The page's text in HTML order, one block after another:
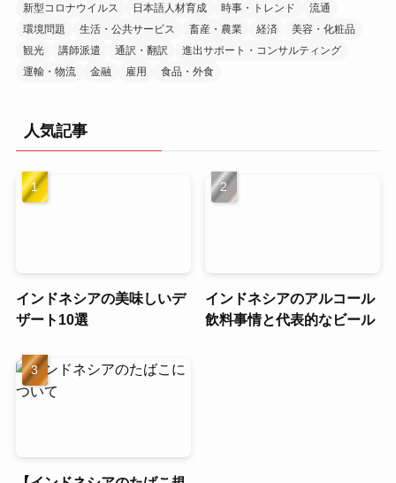
新型コロナウイルス
日本語人材育成 時事・トレンド
流通
環境問題
生活・公共サービス 畜産・農業 経済
美容・化粧品
観光
講師派遣 通訳・翻訳
進出サポート・コンサルティング
運輸・物流
金融 雇用 食品・外食
人気記事
インドネシアの美味しいデ
ザート10選
インドネシアのアルコール
飲料事情と代表的なビール